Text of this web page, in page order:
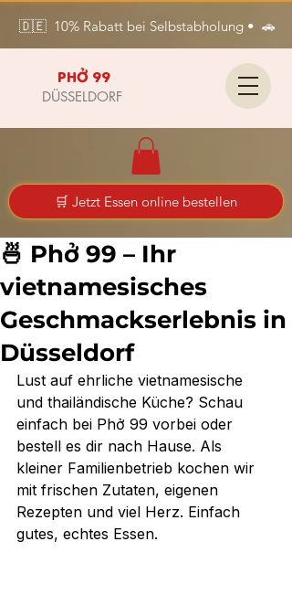
🇩🇪  10% Rabatt bei Selbstabholung •  🚗
PHỞ 99
DÜSSELDORF
🛒 Jetzt Essen online bestellen
🍜 Phở 99 – Ihr
vietnamesisches
Geschmackserlebnis in
Düsseldorf
Lust auf ehrliche vietnamesische
und thailändische Küche? Schau
einfach bei Phở 99 vorbei oder
bestell es dir nach Hause. Als
kleiner Familienbetrieb kochen wir
mit frischen Zutaten, eigenen
Rezepten und viel Herz. Einfach
gutes, echtes Essen.